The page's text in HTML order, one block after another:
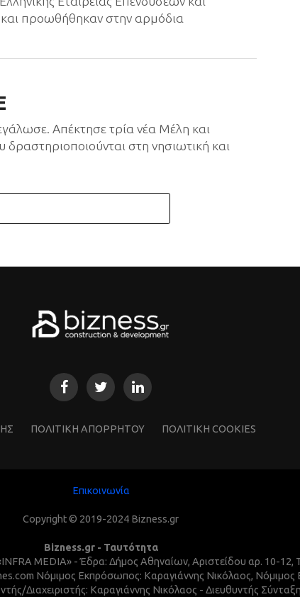
προωθήθηκαν στην αρμόδια
Απέκτησε τρία νέα Μέλη και
στη νησιωτική και
ΠΟΛΙΤΙΚΗ ΑΠΟΡΡΗΤΟΥ ΠΟΛΙΤΙΚΗ COOKIES
Επικοινωνία
Copyright © 2019-2024 Bizness.gr
Bizness.gr - Ταυτότητα
«INFRA MEDIA» - Έδρα: Δήμος Αθηναίων, Αριστείδου αρ.
Νόμιμος Εκπρόσωπος: Καραγιάννης Νικόλαος,
Διαχειριστής: Καραγιάννης Νικόλαος - Διευθυντής